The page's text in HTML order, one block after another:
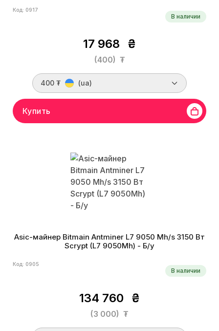
Код: 0917
В наличии
17 968 ₴
(400) ₮
400 ₮ (ua)
Купить
Asic-майнер Bitmain Antminer L7 9050 Mh/s 3150 Вт
Scrypt (L7 9050Mh) - Б/у
Код: 0905
В наличии
134 760 ₴
(3 000) ₮